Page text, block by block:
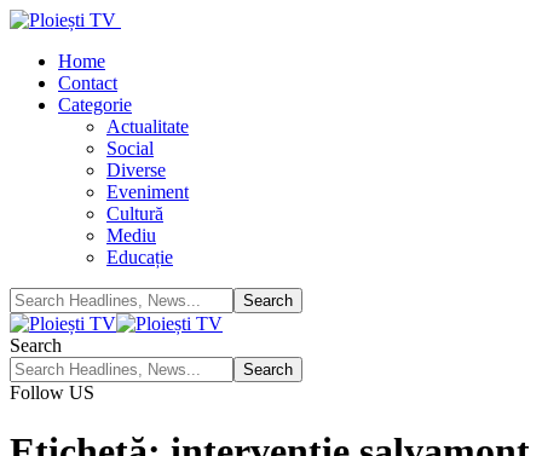
Home
Contact
Categorie
Actualitate
Social
Diverse
Eveniment
Cultură
Mediu
Educație
Search
Follow US